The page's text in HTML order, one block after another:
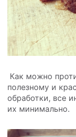
Как можно
полезному и
обработки, все
их минимально.